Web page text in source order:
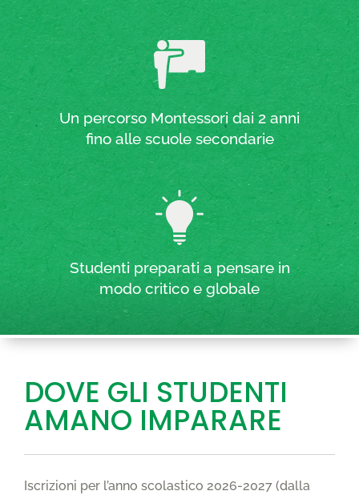
Un percorso Montessori dai 2 anni
fino alle scuole secondarie
Studenti preparati a pensare in
modo critico e globale
DOVE GLI STUDENTI
AMANO IMPARARE
Iscrizioni per l’anno scolastico 2026-2027 (dalla